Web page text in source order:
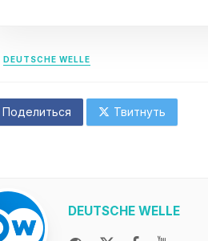
Posted
in
DEUTSCHE WELLE
Поделиться Твитнуть
DEUTSCHE WELLE